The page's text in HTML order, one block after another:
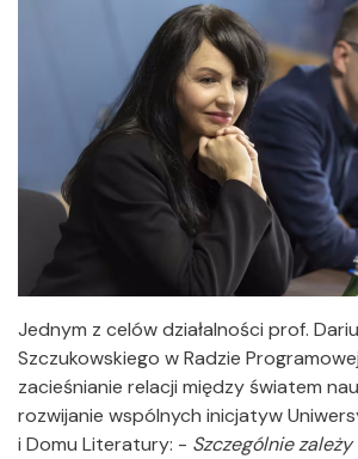
Jednym z celów działalności prof.
Szczukowskiego w Radzie
zacieśnianie relacji między światem
rozwijanie wspólnych inicjatyw
i Domu Literatury: - Szczególnie